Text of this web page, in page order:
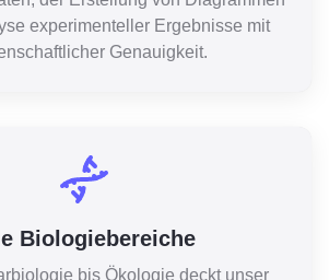
experimenteller Ergebnisse mit
Genauigkeit.
Biologiebereiche
bis Ökologie deckt unser